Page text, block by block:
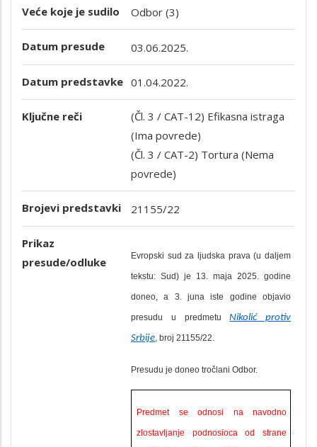
Veće koje je sudilo Odbor (3)
Datum presude 03.06.2025.
Datum predstavke 01.04.2022.
Ključne reči
(Čl. 3 / CAT-12) Efikasna istraga
(Ima povrede)
(Čl. 3 / CAT-2) Tortura (Nema
povrede)
Brojevi predstavki 21155/22
Prikaz
presude/odluke
Evropski sud za ljudska prava (u daljem
tekstu: Sud) je 13. maja 2025. godine
doneo, a 3. juna iste godine objavio
presudu u predmetu
Nikolić protiv
Srbije, broj 21155/22.
Presudu je doneo tročlani Odbor.
Predmet se odnosi na navodno
zlostavljanje podnosioca od strane